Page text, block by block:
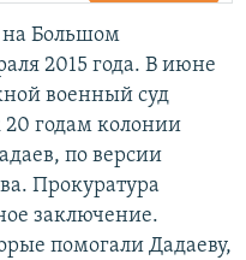
на Большом
2015 года. В июне
военный суд
20 годам колонии
по версии
Прокуратура
заключение.
помогали Дадаеву,